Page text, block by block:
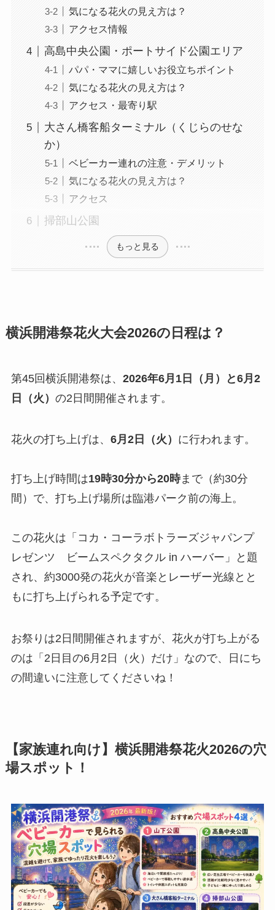
気になる花火の見え方は？
アクセス情報
高島中央公園・ポートサイド公園エリア
パパ・ママに嬉しいお役立ちポイント
気になる花火の見え方は？
アクセス・最寄り駅
大さん橋客船ターミナル（くじらのせな
か）
ベビーカー連れの注意・デメリット
気になる花火の見え方は？
アクセス
掃部山公園
もっと見る
横浜開港祭花火大会2026の日程は？
第45回横浜開港祭は、 2026年6月1日（月）と6月2
日（火） の2日間開催されます。
花火の打ち上げは、 6月2日（火） に行われます。
打ち上げ時間は19時30分から20時まで（約30分
間）で、打ち上げ場所は臨港パーク前の海上。
この花火は「コカ・コーラボトラーズジャパンプ
レゼンツ ビームスペクタクル in ハーバー」と題
され、約3000発の花火が音楽とレーザー光線とと
もに打ち上げられる予定です。
お祭りは2日間開催されますが、花火が打ち上がる
のは「2日目の6月2日（火）だけ」なので、日にち
の間違いに注意してくださいね！
【家族連れ向け】横浜開港祭花火2026の穴
場スポット！